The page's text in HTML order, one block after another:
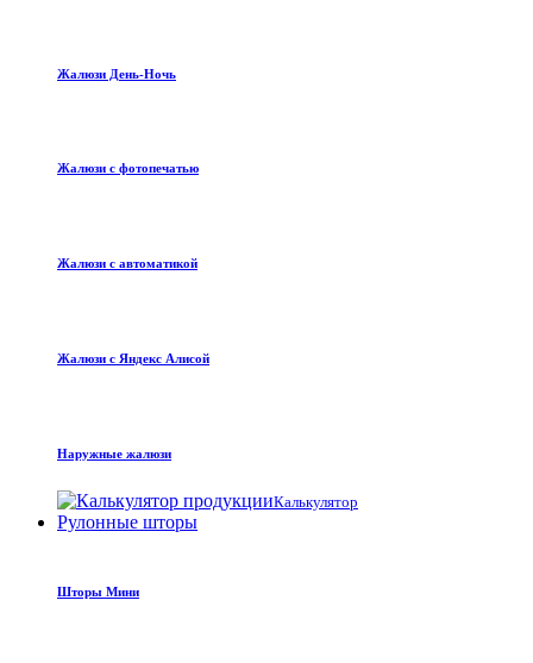
Жалюзи День-Ночь
Жалюзи с фотопечатью
Жалюзи с автоматикой
Жалюзи с Яндекс Алисой
Наружные жалюзи
Калькулятор
Рулонные шторы
Шторы Мини